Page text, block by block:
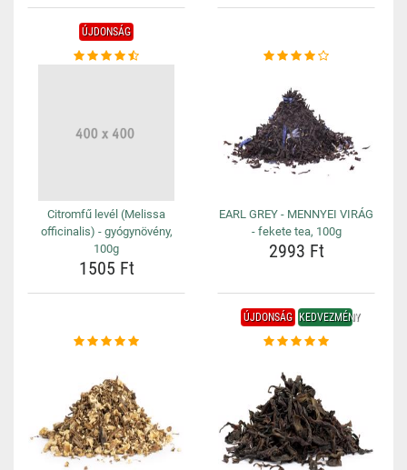
ÚJDONSÁG
Citromfű levél (Melissa
officinalis) - gyógynövény,
100g
1505 Ft
EARL GREY - MENNYEI VIRÁG
- fekete tea, 100g
2993 Ft
ÚJDONSÁG KEDVEZMÉNY